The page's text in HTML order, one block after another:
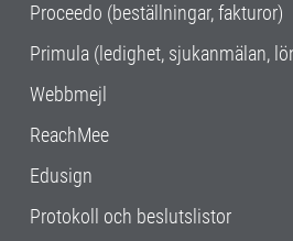
Proceedo (beställningar, fakturor)
Primula (ledighet, sjukanmälan,
Webbmejl
ReachMee
Edusign
Protokoll och beslutslistor